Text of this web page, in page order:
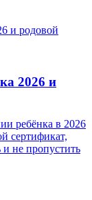
2026 и
ребёнка в 2026
сертификат,
не пропустить